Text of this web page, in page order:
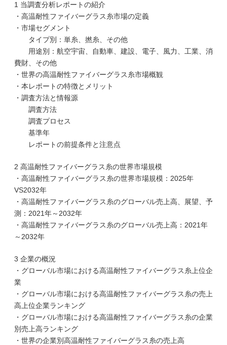
1 当調査分析レポートの紹介
・高温耐性ファイバーグラス糸市場の定義
・市場セグメント
タイプ別：単糸、撚糸、その他
用途別：航空宇宙、自動車、建設、電子、風力、工業、消
費財、その他
・世界の高温耐性ファイバーグラス糸市場概観
・本レポートの特徴とメリット
・調査方法と情報源
調査方法
調査プロセス
基準年
レポートの前提条件と注意点
2 高温耐性ファイバーグラス糸の世界市場規模
・高温耐性ファイバーグラス糸の世界市場規模：2025年
VS2032年
・高温耐性ファイバーグラス糸のグローバル売上高、展望、予
測：2021年～2032年
・高温耐性ファイバーグラス糸のグローバル売上高：2021年
～2032年
3 企業の概況
・グローバル市場における高温耐性ファイバーグラス糸上位企
業
・グローバル市場における高温耐性ファイバーグラス糸の売上
高上位企業ランキング
・グローバル市場における高温耐性ファイバーグラス糸の企業
別売上高ランキング
・世界の企業別高温耐性ファイバーグラス糸の売上高